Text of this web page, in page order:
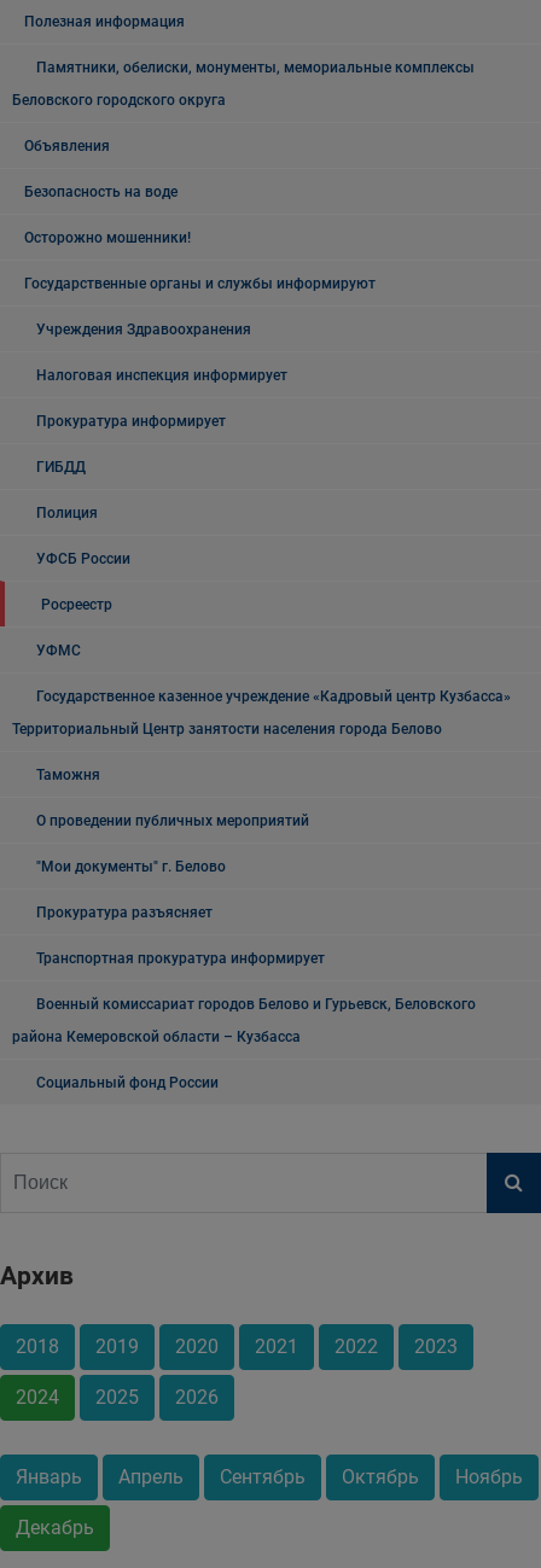
Полезная информация
Памятники, обелиски, монументы, мемориальные комплексы
Беловского городского округа
Объявления
Безопасность на воде
Осторожно мошенники!
Государственные органы и службы информируют
Учреждения Здравоохранения
Налоговая инспекция информирует
Прокуратура информирует
ГИБДД
Полиция
УФСБ России
Росреестр
УФМС
Государственное казенное учреждение «Кадровый центр Кузбасса»
Территориальный Центр занятости населения города Белово
Таможня
О проведении публичных мероприятий
"Мои документы" г. Белово
Прокуратура разъясняет
Транспортная прокуратура информирует
Военный комиссариат городов Белово и Гурьевск, Беловского
района Кемеровской области – Кузбасса
Социальный фонд России
Архив
2018 2019 2020 2021 2022 2023
2024 2025 2026
Январь Апрель Сентябрь Октябрь Ноябрь
Декабрь